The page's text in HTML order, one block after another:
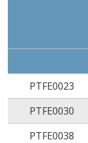
体積抵抗率
絶縁耐力
PTFE0023
PTFE0030
PTFE0038